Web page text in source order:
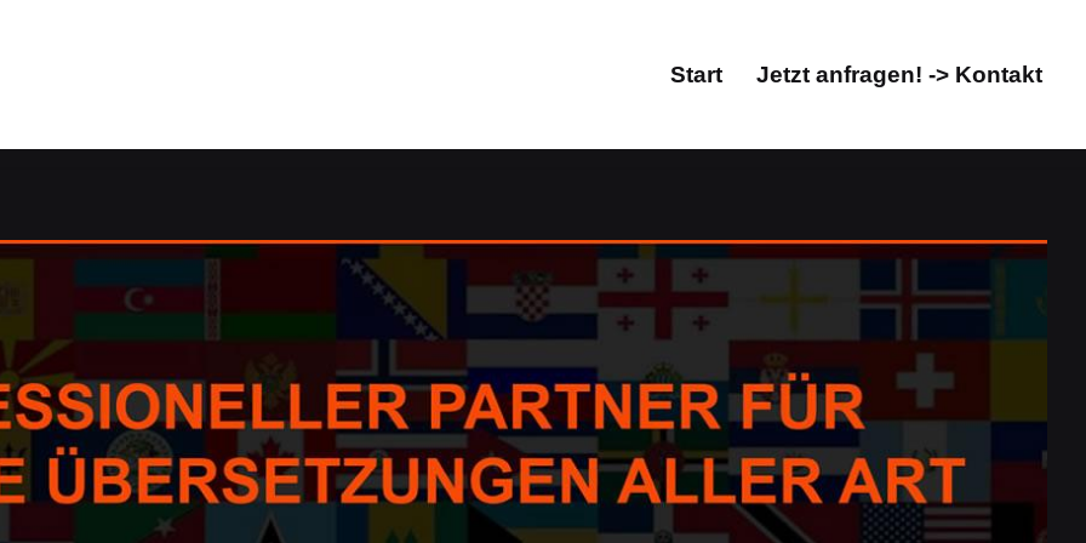
Start Jetzt anfragen! -> Kontakt
✓Übersetzungsagentur, dolmetschen, Korrektorat/Lektorat, Übersetzungsbüro. Prüfen Sie Übersetzungen für
Korrektorat/Lektorat, Übersetzungsbüro verfügbar. ✓Übersetzungen, ✓Übersetzungsagentur,
– finden Sie ➡️ Guul Prime, Ihr Übersetzungsprofi & Fachübersetzungsbüro in Simmerath. Ihre Vision ist